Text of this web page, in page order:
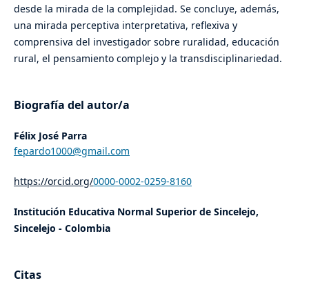
desde la mirada de la complejidad. Se concluye, además,
una mirada perceptiva interpretativa, reflexiva y
comprensiva del investigador sobre ruralidad, educación
rural, el pensamiento complejo y la transdisciplinariedad.
Biografía del autor/a
Félix José Parra
fepardo1000@gmail.com
https://orcid.org/0000-0002-0259-8160
Institución Educativa Normal Superior de Sincelejo,
Sincelejo - Colombia
Citas